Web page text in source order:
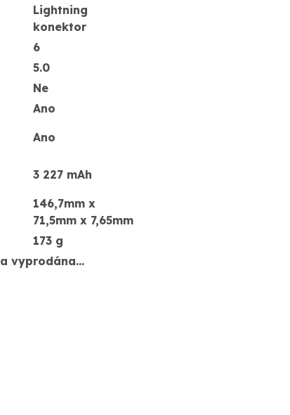
Lightning
konektor
6
5.0
Ne
Ano
Ano
3 227 mAh
146,7mm x
71,5mm x 7,65mm
173 g
vyprodána…